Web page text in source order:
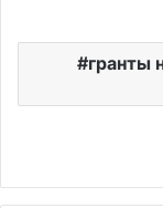
гранты